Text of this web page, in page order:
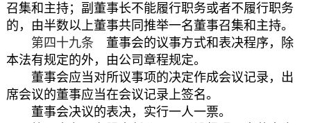
召集和主持；副董事长不能履行职务或者不履行职务
的，由半数以上董事共同推举一名董事召集和主持。
第四十九条 董事会的议事方式和表决程序，除
本法有规定的外，由公司章程规定。
董事会应当对所议事项的决定作成会议记录，出
席会议的董事应当在会议记录上签名。
董事会决议的表决，实行一人一票。